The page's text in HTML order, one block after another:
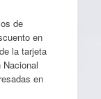
de
en
la tarjeta
en